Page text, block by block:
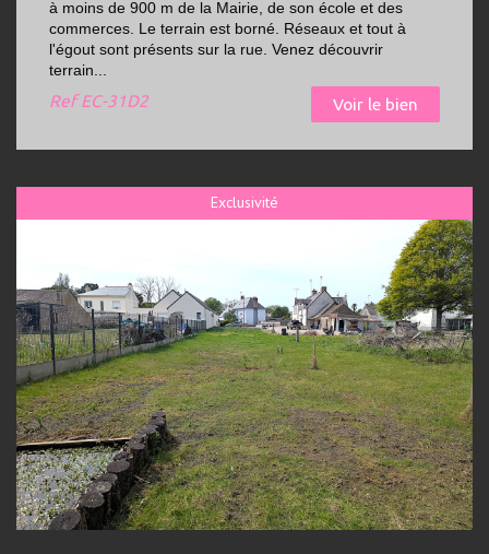
à moins de 900 m de la Mairie, de son école et des
commerces. Le terrain est borné. Réseaux et tout à
l'égout sont présents sur la rue. Venez découvrir
terrain...
RefEC-31D2 Voir le bien
Exclusivité